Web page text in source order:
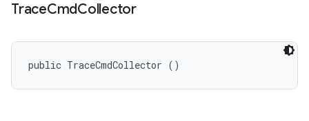
TraceCmdCollector
public TraceCmdCollector ()